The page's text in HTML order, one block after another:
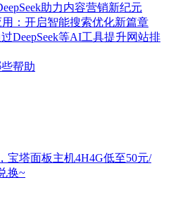
助力内容营销新纪元
用：开启智能搜索优化新篇章
DeepSeek等AI工具提升网站排
些帮助
宝塔面板主机4H4G低至50元/
换~